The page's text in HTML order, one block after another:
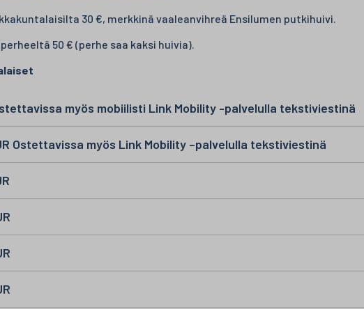
30 €, merkkinä vaaleanvihreä Ensilumen putkihuivi.
50 € (perhe saa kaksi huivia).
myös mobiilisti Link Mobility -palvelulla tekstiviestinä
Ostettavissa myös Link Mobility –palvelulla tekstiviestinä